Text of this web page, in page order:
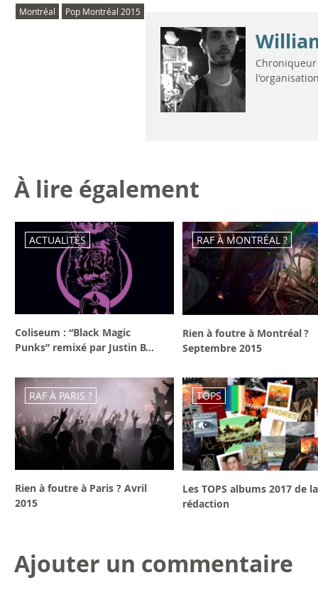
Montréal
Pop Montréal 2015
À lire également
ACTUALITÉS
Coliseum : “Black Magic
Punks” remixé par Justin B...
RAF À MONTRÉAL ?
Rien à foutre à Montréal ?
Septembre 2015
RAF À PARIS ?
Rien à foutre à Paris ? Avril
2015
TOPS
Les TOPS albums 2017 de la
rédaction
Ajouter un commentaire